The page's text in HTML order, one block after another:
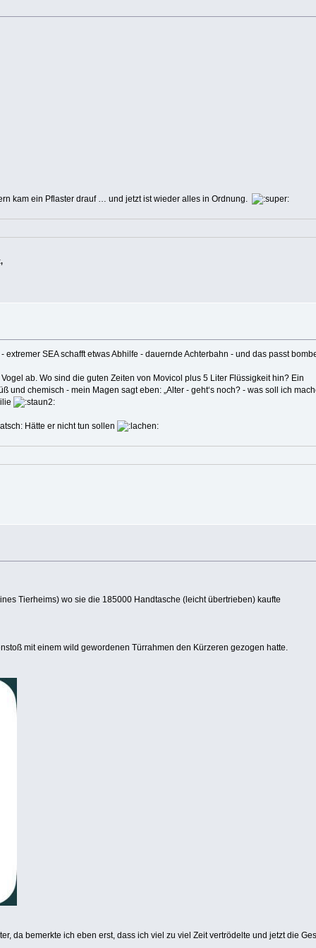
kam ein Pflaster drauf … und jetzt ist wieder alles in Ordnung.
SEA schafft etwas Abhilfe - dauernde Achterbahn - und das passt
ab. Wo sind die guten Zeiten von Movicol plus 5 Liter Flüssigkeit hin? Ein
chemisch - mein Magen sagt eben: „Alter - geht‘s noch? - was soll ich
Hätte er nicht tun sollen
Tierheims) wo sie die 185000 Handtasche (leicht übertrieben) kaufte
mit einem wild gewordenen Türrahmen den Kürzeren gezogen hatte.
da bemerkte ich eben erst, dass ich viel zu viel Zeit vertrödelte und jetzt die